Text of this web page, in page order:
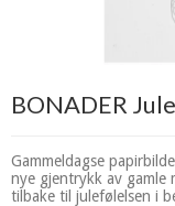
BONADER
Gammeldagse
nye gjentrykk av gamle
tilbake til julefølelsen i